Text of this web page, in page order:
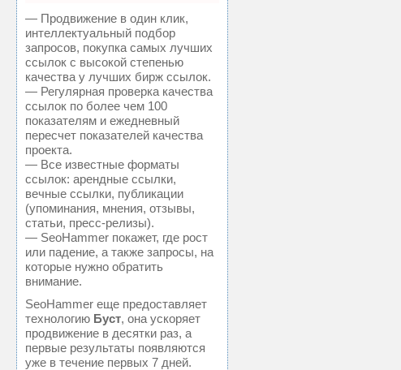
— Продвижение в один клик,
интеллектуальный подбор
запросов, покупка самых лучших
ссылок с высокой степенью
качества у лучших бирж ссылок.
— Регулярная проверка качества
ссылок по более чем 100
показателям и ежедневный
пересчет показателей качества
проекта.
— Все известные форматы
ссылок: арендные ссылки,
вечные ссылки, публикации
(упоминания, мнения, отзывы,
статьи, пресс-релизы).
— SeoHammer покажет, где рост
или падение, а также запросы, на
которые нужно обратить
внимание.
SeoHammer еще предоставляет
технологию Буст, она ускоряет
продвижение в десятки раз, а
первые результаты появляются
уже в течение первых 7 дней.